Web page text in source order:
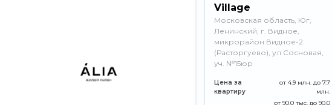
Village
Московская область, Юг,
Ленинский, г. Видное,
микрорайон Видное-2
(Расторгуево), ул.Сосновая,
уч. №15юр
Цена за
квартиру
от 4.9 млн. до 7.7
млн.
от 90.0 тыс. до 90.0